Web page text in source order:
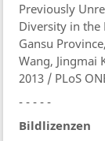
Previously
Diversity in the
Gansu
Wang, Jingmai
2013 / PLoS
- - - - -
Bildlizenzen